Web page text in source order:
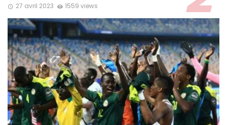
27 avril 2023 1559 views